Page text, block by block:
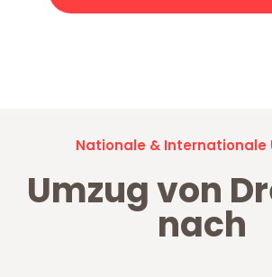
Nationale & Internationale
Umzug von
nach